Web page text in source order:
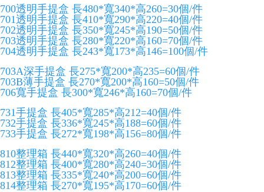
700透明手提盒 長480*寬340*高260=30個/件
701透明手提盒 長410*寬290*高220=40個/件
702透明手提盒 長350*寬245*高190=50個/件
703透明手提盒 長280*寬220*高160=70個/件
704透明手提盒 長243*寬173*高146=100個/件
703A深手提盒 長275*寬200*高235=60個/件
703B薄手提盒 長270*寬200*高160=50個/件
706寬手提盒 長300*寬246*高160=70個/件
731手提盒 長405*寬285*高212=40個/件
732手提盒 長336*寬245*高188=60個/件
733手提盒 長272*寬198*高156=80個/件
810整理箱 長440*寬320*高260=40個/件
812整理箱 長400*寬280*高240=30個/件
813整理箱 長335*寬240*高200=60個/件
814整理箱 長270*寬195*高170=60個/件